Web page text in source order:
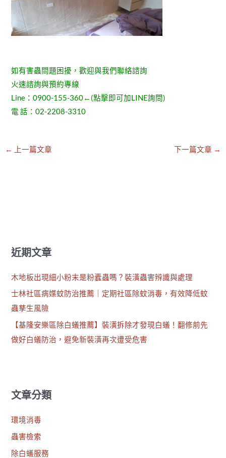
如有害蟲問題困擾，歡迎與我們聯絡諮詢
火速諮詢與預約專線
Line：0900-155-360←(點擊即可加LINE詢問)
電 話：02-2208-3310
← 上一篇文章 下一篇文章 →
近期文章
木地板出現細小粉末是粉蠹蟲嗎？裝潢蟲害辨識與處理
士林社區病媒蚊防治推薦｜定期社區除蚊消毒，有效降低蚊
蟲孳生風險
【基隆安樂區除白蟻推薦】裝潢拆除才發現白蟻！翻修前先
做好白蟻防治，避免新裝潢再次遭受危害
文章分類
環境消毒
蟲害檢索
除白蟻服務